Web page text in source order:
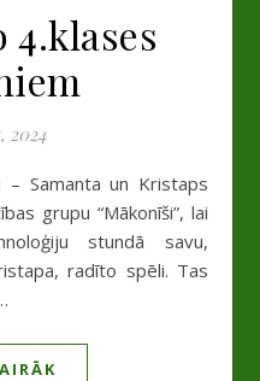
4.klases
2024
grupu “Mākonīši”, lai
stundā savu,
radīto spēli. Tas